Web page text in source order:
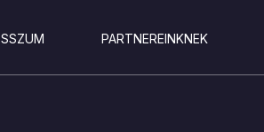
PARTNEREINKNEK